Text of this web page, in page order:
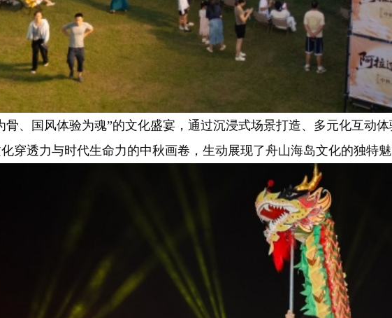
国风体验为魂”的文化盛宴，通过沉浸式场景打造、多元化互动
穿透力与时代生命力的中秋画卷，生动展现了舟山海岛文化的独特魅